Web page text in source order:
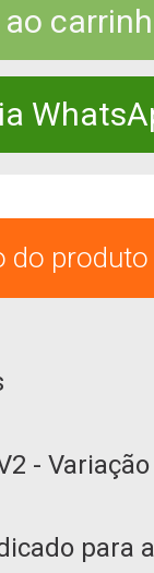
do produto
-
para